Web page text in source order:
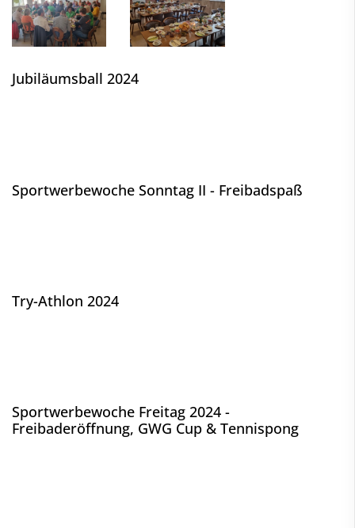
Jubiläumsball 2024
Sportwerbewoche Sonntag II - Freibadspaß
Try-Athlon 2024
Sportwerbewoche Freitag 2024 -
Freibaderöffnung, GWG Cup & Tennispong